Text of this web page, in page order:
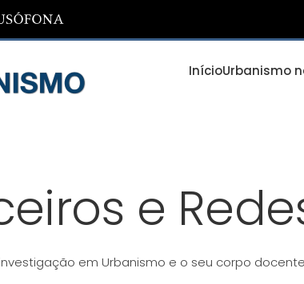
principal
InícioUrbanismo
e
em Urbanismo e o seu corpo